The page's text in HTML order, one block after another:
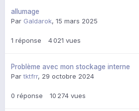
allumage
Par Galdarok, 15 mars 2025
1 réponse 4 021 vues
Problème avec mon stockage interne
Partktfrr, 29 octobre 2024
0 réponse 10 274 vues